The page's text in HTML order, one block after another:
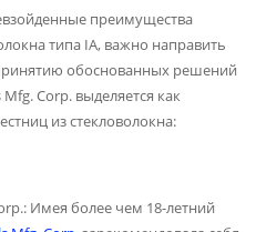
преимущества
типа IA, важно направить
обоснованных решений
Corp. выделяется как
из стекловолокна:
Имея более чем 18-летний